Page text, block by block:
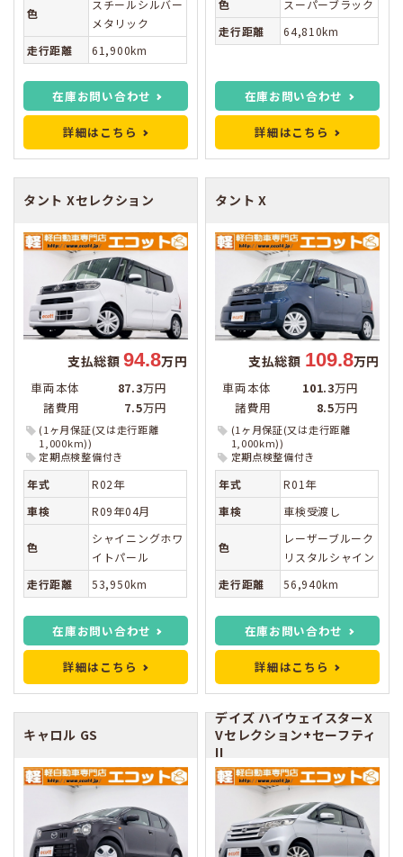
色
スチールシルバー
メタリック
走行距離
61,900km
在庫お問い合わせ
詳細はこちら
色
スーパーブラック
走行距離
64,810km
在庫お問い合わせ
詳細はこちら
タント Xセレクション
支払総額94.8万円
車両本体 87.3万円
諸費用
7.5万円
(1ヶ月保証(又は走行距離
1,000km))
定期点検整備付き
年式
R02年
車検
R09年04月
色
シャイニングホワ
イトパール
走行距離
53,950km
在庫お問い合わせ
詳細はこちら
タント X
支払総額 109.8万円
車両本体 101.3万円
諸費用
8.5万円
(1ヶ月保証(又は走行距離
1,000km))
定期点検整備付き
年式
R01年
車検
車検受渡し
色
レーザーブルーク
リスタルシャイン
走行距離
56,940km
在庫お問い合わせ
詳細はこちら
キャロル GS
デイズハイウェイスターX
Vセレクション+セーフティ
II